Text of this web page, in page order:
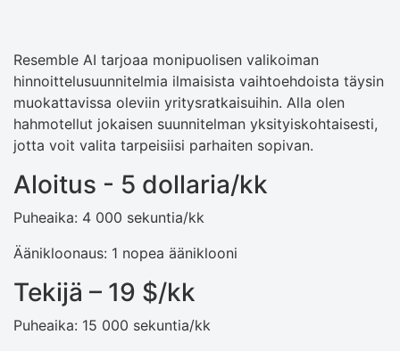
Resemble AI tarjoaa monipuolisen valikoiman
hinnoittelusuunnitelmia ilmaisista vaihtoehdoista täysin
muokattavissa oleviin yritysratkaisuihin. Alla olen
hahmotellut jokaisen suunnitelman yksityiskohtaisesti,
jotta voit valita tarpeisiisi parhaiten sopivan.
Aloitus - 5 dollaria/kk
Puheaika: 4 000 sekuntia/kk
Äänikloonaus: 1 nopea ääniklooni
Tekijä – 19 $/kk
Puheaika: 15 000 sekuntia/kk